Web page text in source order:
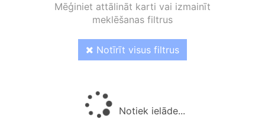
Mēģiniet attālināt karti vai izmainīt
meklēšanas filtrus
Notīrīt visus filtrus
Notiek ielāde...